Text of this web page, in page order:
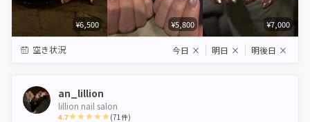
¥6,500 ¥5,800 ¥7,000
空き状況 今日 × 明日 × 明後日 ×
an_lillion
lillion nail salon
4.7 (71件)